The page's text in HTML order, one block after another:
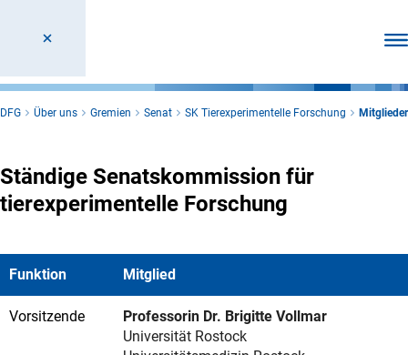
DFG Über uns Gremien Senat SK Tierexperimentelle Forschung Mitglieder
Ständige Senatskommission für
tierexperimentelle Forschung
Funktion Mitglied
Vorsitzende
Professorin Dr. Brigitte Vollmar
Universität Rostock